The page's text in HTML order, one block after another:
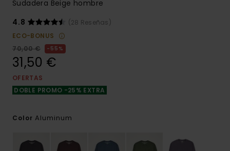
Sudadera Beige hombre
4.8
(28 Reseñas)
ECO-BONUS
70,00 €
55%
31,50 €
OFERTAS
DOBLE PROMO -25% EXTRA
Color Aluminum